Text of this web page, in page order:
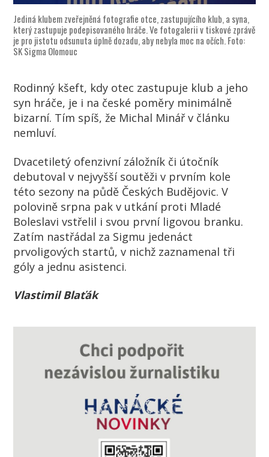
Jediná klubem zveřejněná fotografie otce, zastupujícího klub, a syna,
který zastupuje podepisovaného hráče. Ve fotogalerii v tiskové zprávě
je pro jistotu odsunuta úplně dozadu, aby nebyla moc na očích. Foto:
SK Sigma Olomouc
Rodinný kšeft, kdy otec zastupuje klub a jeho
syn hráče, je i na české poměry minimálně
bizarní. Tím spíš, že Michal Minář v článku
nemluví.
Dvacetiletý ofenzivní záložník či útočník
debutoval v nejvyšší soutěži v prvním kole
této sezony na půdě Českých Budějovic. V
polovině srpna pak v utkání proti Mladé
Boleslavi vstřelil i svou první ligovou branku.
Zatím nastřádal za Sigmu jedenáct
prvoligových startů, v nichž zaznamenal tři
góly a jednu asistenci.
Vlastimil Blaťák